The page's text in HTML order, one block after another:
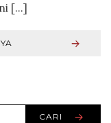
[…]
CARI